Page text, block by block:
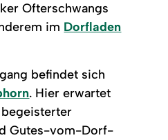
Ofterschwangs
im Dorfladen
befindet sich
. Hier erwartet
Gutes-vom-Dorf-